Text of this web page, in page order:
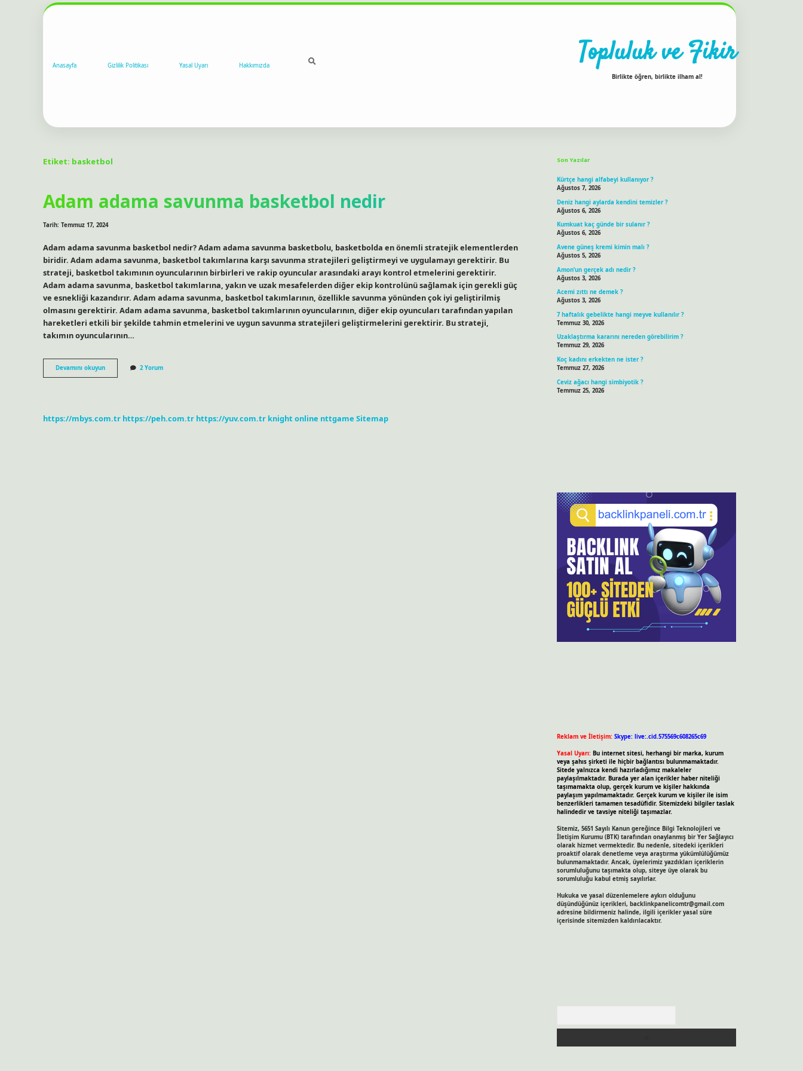
Anasayfa Gizlilik Politikası Yasal Uyarı Hakkımızda Topluluk ve Fikir
Birlikte öğren, birlikte ilham al!
Etiket: basketbol
Adam adama savunma basketbol nedir
Tarih: Temmuz 17, 2024
Adam adama savunma basketbol nedir? Adam adama savunma basketbolu, basketbolda en önemli stratejik elementlerden
biridir. Adam adama savunma, basketbol takımlarına karşı savunma stratejileri geliştirmeyi ve uygulamayı gerektirir. Bu
strateji, basketbol takımının oyuncularının birbirleri ve rakip oyuncular arasındaki arayı kontrol etmelerini gerektirir.
Adam adama savunma, basketbol takımlarına, yakın ve uzak mesafelerden diğer ekip kontrolünü sağlamak için gerekli güç
ve esnekliği kazandırır. Adam adama savunma, basketbol takımlarının, özellikle savunma yönünden çok iyi geliştirilmiş
olmasını gerektirir. Adam adama savunma, basketbol takımlarının oyuncularının, diğer ekip oyuncuları tarafından yapılan
hareketleri etkili bir şekilde tahmin etmelerini ve uygun savunma stratejileri geliştirmelerini gerektirir. Bu strateji,
takımın oyuncularının…
Devamını okuyunAdam
adama
2 Yorum
https://mbys.com.tr https://peh.com.tr https://yuv.com.tr knight online nttgame Sitemap
Son Yazılar
Kürtçe hangi alfabeyi kullanıyor ?
Ağustos 7, 2026
Deniz hangi aylarda kendini temizler ?
Ağustos 6, 2026
Kumkuat kaç günde bir sulanır ?
Ağustos 6, 2026
Avene güneş kremi kimin malı ?
Ağustos 5, 2026
Amon’un gerçek adı nedir ?
Ağustos 3, 2026
Acemi zıttı ne demek ?
Ağustos 3, 2026
7 haftalık gebelikte hangi meyve kullanılır ?
Temmuz 30, 2026
Uzaklaştırma kararını nereden görebilirim ?
Temmuz 29, 2026
Koç kadını erkekten ne ister ?
Temmuz 27, 2026
Ceviz ağacı hangi simbiyotik ?
Temmuz 25, 2026
Reklam ve İletişim: Skype: live:.cid.575569c608265c69
Yasal Uyarı: Bu internet sitesi, herhangi bir marka, kurum
veya şahıs şirketi ile hiçbir bağlantısı bulunmamaktadır.
Sitede yalnızca kendi hazırladığımız makaleler
paylaşılmaktadır. Burada yer alan içerikler haber niteliği
taşımamakta olup, gerçek kurum ve kişiler hakkında
paylaşım yapılmamaktadır. Gerçek kurum ve kişiler ile isim
benzerlikleri tamamen tesadüfidir. Sitemizdeki bilgiler taslak
halindedir ve tavsiye niteliği taşımazlar.
Sitemiz, 5651 Sayılı Kanun gereğince Bilgi Teknolojileri ve
İletişim Kurumu (BTK) tarafından onaylanmış bir Yer Sağlayıcı
olarak hizmet vermektedir. Bu nedenle, sitedeki içerikleri
proaktif olarak denetleme veya araştırma yükümlülüğümüz
bulunmamaktadır. Ancak, üyelerimiz yazdıkları içeriklerin
sorumluluğunu taşımakta olup, siteye üye olarak bu
sorumluluğu kabul etmiş sayılırlar.
Hukuka ve yasal düzenlemelere aykırı olduğunu
düşündüğünüz içerikleri, backlinkpanelicomtr@gmail.com
adresine bildirmeniz halinde, ilgili içerikler yasal süre
içerisinde sitemizden kaldırılacaktır.